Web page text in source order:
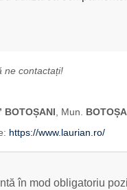
ne contactați!
BOTOȘANI , Mun. BOTOȘ
https://www.laurian.ro/
în mod obligatoriu